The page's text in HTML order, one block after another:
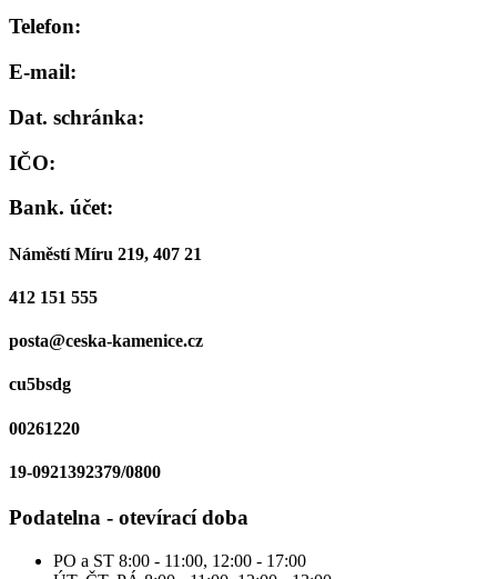
Telefon:
E-mail:
Dat. schránka:
IČO:
Bank. účet:
Náměstí Míru 219, 407 21
412 151 555
posta@ceska-kamenice.cz
cu5bsdg
00261220
19-0921392379/0800
Podatelna - otevírací doba
PO a ST 8:00 - 11:00, 12:00 - 17:00